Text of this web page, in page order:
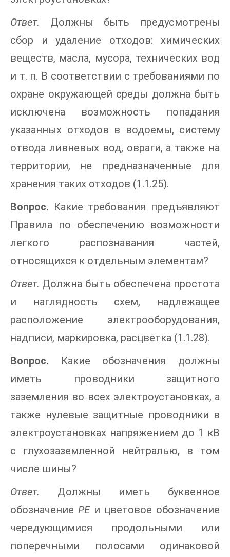
Ответ. Должны быть предусмотрены
сбор и удаление отходов: химических
веществ, масла, мусора, технических вод
и т. п. В соответствии с требованиями по
охране окружающей среды должна быть
исключена возможность попадания
указанных отходов в водоемы, систему
отвода ливневых вод, овраги, а также на
территории, не предназначенные для
хранения таких отходов (1.1.25).
Вопрос. Какие требования предъявляют
Правила по обеспечению возможности
легкого распознавания частей,
относящихся к отдельным элементам?
Ответ. Должна быть обеспечена простота
и наглядность схем, надлежащее
расположение электрооборудования,
надписи, маркировка, расцветка (1.1.28).
Вопрос. Какие обозначения должны
иметь проводники защитного
заземления во всех электроустановках, а
также нулевые защитные проводники в
электроустановках напряжением до 1 кВ
с глухозаземленной нейтралью, в том
числе шины?
Ответ. Должны иметь буквенное
обозначение PEи цветовое обозначение
чередующимися продольными или
поперечными полосами одинаковой